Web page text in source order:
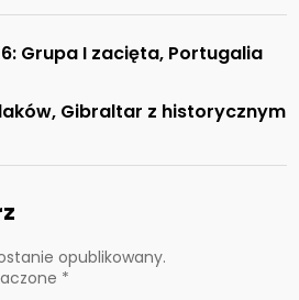
Grupa I zacięta, Portugalia
Gibraltar z historycznym
opublikowany.
*